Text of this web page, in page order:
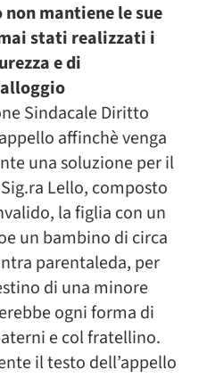
mantiene le sue
stati realizzati i
e di
Sindacale Diritto
affinchè venga
una soluzione per il
Lello, composto
la figlia con un
un bambino di circa
parentaleda, per
di una minore
ogni forma di
e col fratellino.
il testo dell’appello